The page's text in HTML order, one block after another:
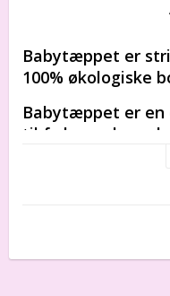
Babytæppet er
100% økologiske
Babytæppet er en
til f.eks. en